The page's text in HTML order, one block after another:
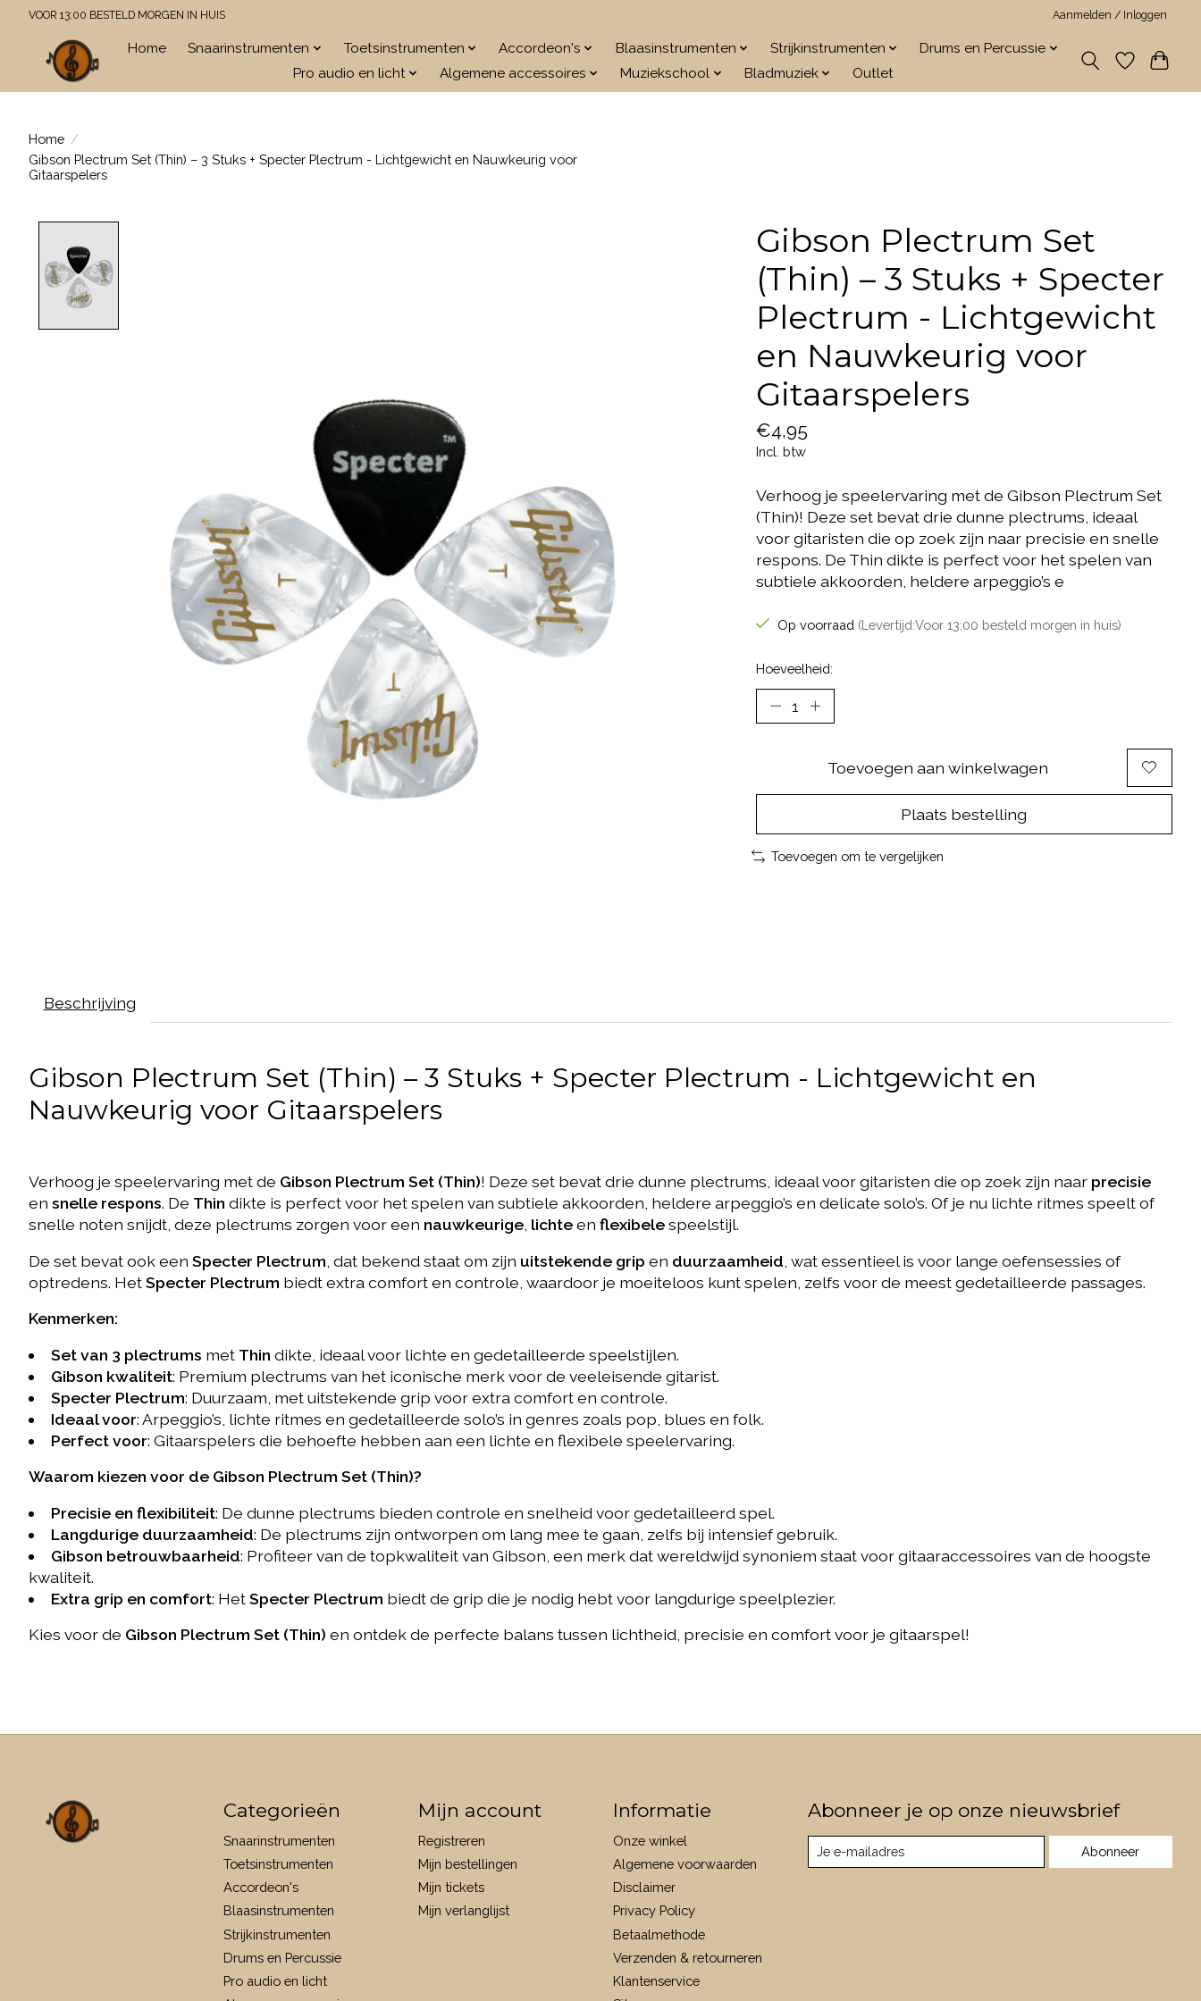
VOOR 13:00 BESTELD MORGEN IN HUIS Aanmelden / Inloggen
Home Snaarinstrumenten Toetsinstrumenten Accordeon's Blaasinstrumenten Strijkinstrumenten
Drums en Percussie
Pro audio en licht
Algemene accessoires Muziekschool Bladmuziek Outlet
Home /
Gibson Plectrum Set (Thin) – 3 Stuks + Specter Plectrum - Lichtgewicht en Nauwkeurig voor
Gitaarspelers
Gibson Plectrum Set
(Thin) – 3 Stuks + Specter
Plectrum - Lichtgewicht
en Nauwkeurig voor
Gitaarspelers
€4,95
Incl. btw
Verhoog je speelervaring met de Gibson Plectrum Set
(Thin)! Deze set bevat drie dunne plectrums, ideaal
voor gitaristen die op zoek zijn naar precisie en snelle
respons. De Thin dikte is perfect voor het spelen van
subtiele akkoorden, heldere arpeggio’s e
Op voorraad (Levertijd:Voor 13:00 besteld morgen in huis)
Hoeveelheid:
Toevoegen aan winkelwagen
Plaats bestelling
Toevoegen om te vergelijken
Beschrijving
Gibson Plectrum Set (Thin) – 3 Stuks + Specter Plectrum - Lichtgewicht en
Nauwkeurig voor Gitaarspelers
Verhoog je speelervaring met de Gibson Plectrum Set (Thin)! Deze set bevat drie dunne plectrums, ideaal voor gitaristen die op zoek zijn naar precisie
en snelle respons. De Thin dikte is perfect voor het spelen van subtiele akkoorden, heldere arpeggio’s en delicate solo’s. Of je nu lichte ritmes speelt of
snelle noten snijdt, deze plectrums zorgen voor een nauwkeurige, lichteen flexibelespeelstijl.
De set bevat ook een Specter Plectrum , dat bekend staat om zijn uitstekende grip en duurzaamheid , wat essentieel is voor lange oefensessies of
optredens. HetSpecter Plectrum biedt extra comfort en controle, waardoor je moeiteloos kunt spelen, zelfs voor de meest gedetailleerde passages.
Kenmerken:
Set van 3 plectrums met Thin dikte, ideaal voor lichte en gedetailleerde speelstijlen.
Gibson kwaliteit: Premium plectrums van het iconische merk voor de veeleisende gitarist.
Specter Plectrum: Duurzaam, met uitstekende grip voor extra comfort en controle.
Ideaal voor: Arpeggio’s, lichte ritmes en gedetailleerde solo’s in genres zoals pop, blues en folk.
Perfect voor: Gitaarspelers die behoefte hebben aan een lichte en flexibele speelervaring.
Waarom kiezen voor de Gibson Plectrum Set (Thin)?
Precisie en flexibiliteit: De dunne plectrums bieden controle en snelheid voor gedetailleerd spel.
Langdurige duurzaamheid: De plectrums zijn ontworpen om lang mee te gaan, zelfs bij intensief gebruik.
Gibson betrouwbaarheid: Profiteer van de topkwaliteit van Gibson, een merk dat wereldwijd synoniem staat voor gitaaraccessoires van de hoogste
kwaliteit.
Extra grip en comfort: HetSpecter Plectrum biedt de grip die je nodig hebt voor langdurige speelplezier.
Kies voor de Gibson Plectrum Set (Thin) en ontdek de perfecte balans tussen lichtheid, precisie en comfort voor je gitaarspel!
Categorieën
Snaarinstrumenten
Toetsinstrumenten
Accordeon's
Blaasinstrumenten
Strijkinstrumenten
Drums en Percussie
Pro audio en licht
Mijn account
Registreren
Mijn bestellingen
Mijn tickets
Mijn verlanglijst
Informatie
Onze winkel
Algemene voorwaarden
Disclaimer
Privacy Policy
Betaalmethode
Verzenden & retourneren
Klantenservice
Abonneer je op onze nieuwsbrief
Abonneer